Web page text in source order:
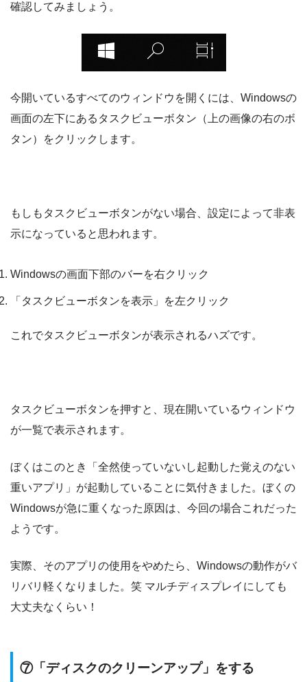
確認してみましょう。
今開いているすべてのウィンドウを開くには、Windowsの
画面の左下にあるタスクビューボタン（上の画像の右のボ
タン）をクリックします。
もしもタスクビューボタンがない場合、設定によって非表
示になっていると思われます。
Windowsの画面下部のバーを右クリック
「タスクビューボタンを表示」を左クリック
これでタスクビューボタンが表示されるハズです。
タスクビューボタンを押すと、現在開いているウィンドウ
が一覧で表示されます。
ぼくはこのとき「全然使っていないし起動した覚えのない
重いアプリ」が起動していることに気付きました。ぼくの
Windowsが急に重くなった原因は、今回の場合これだった
ようです。
実際、そのアプリの使用をやめたら、Windowsの動作がバ
リバリ軽くなりました。笑 マルチディスプレイにしても
大丈夫なくらい！
⑦「ディスクのクリーンアップ」をする